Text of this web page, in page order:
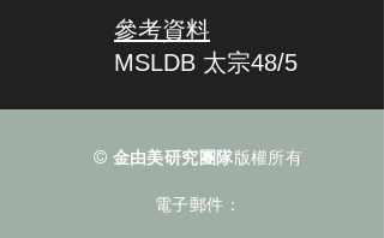
參考資料
MSLDB 太宗48/5
© 金由美研究團隊版權所有
電子郵件：